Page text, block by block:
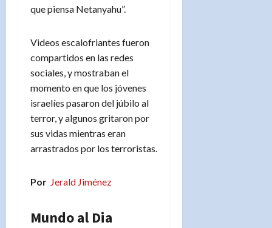
que piensa Netanyahu”.
Videos escalofriantes fueron
compartidos en las redes
sociales, y mostraban el
momento en que los jóvenes
israelíes pasaron del júbilo al
terror, y algunos gritaron por
sus vidas mientras eran
arrastrados por los terroristas.
Por Jerald Jiménez
Mundo al Dia